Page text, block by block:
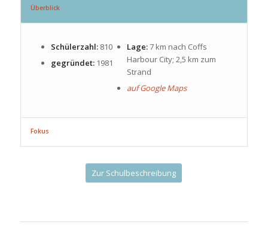
Überblick
Schülerzahl:810
gegründet:1981
Lage:7 km nach Coffs
Harbour City; 2,5 km zum
Strand
auf Google Maps
Fokus
Zur Schulbeschreibung